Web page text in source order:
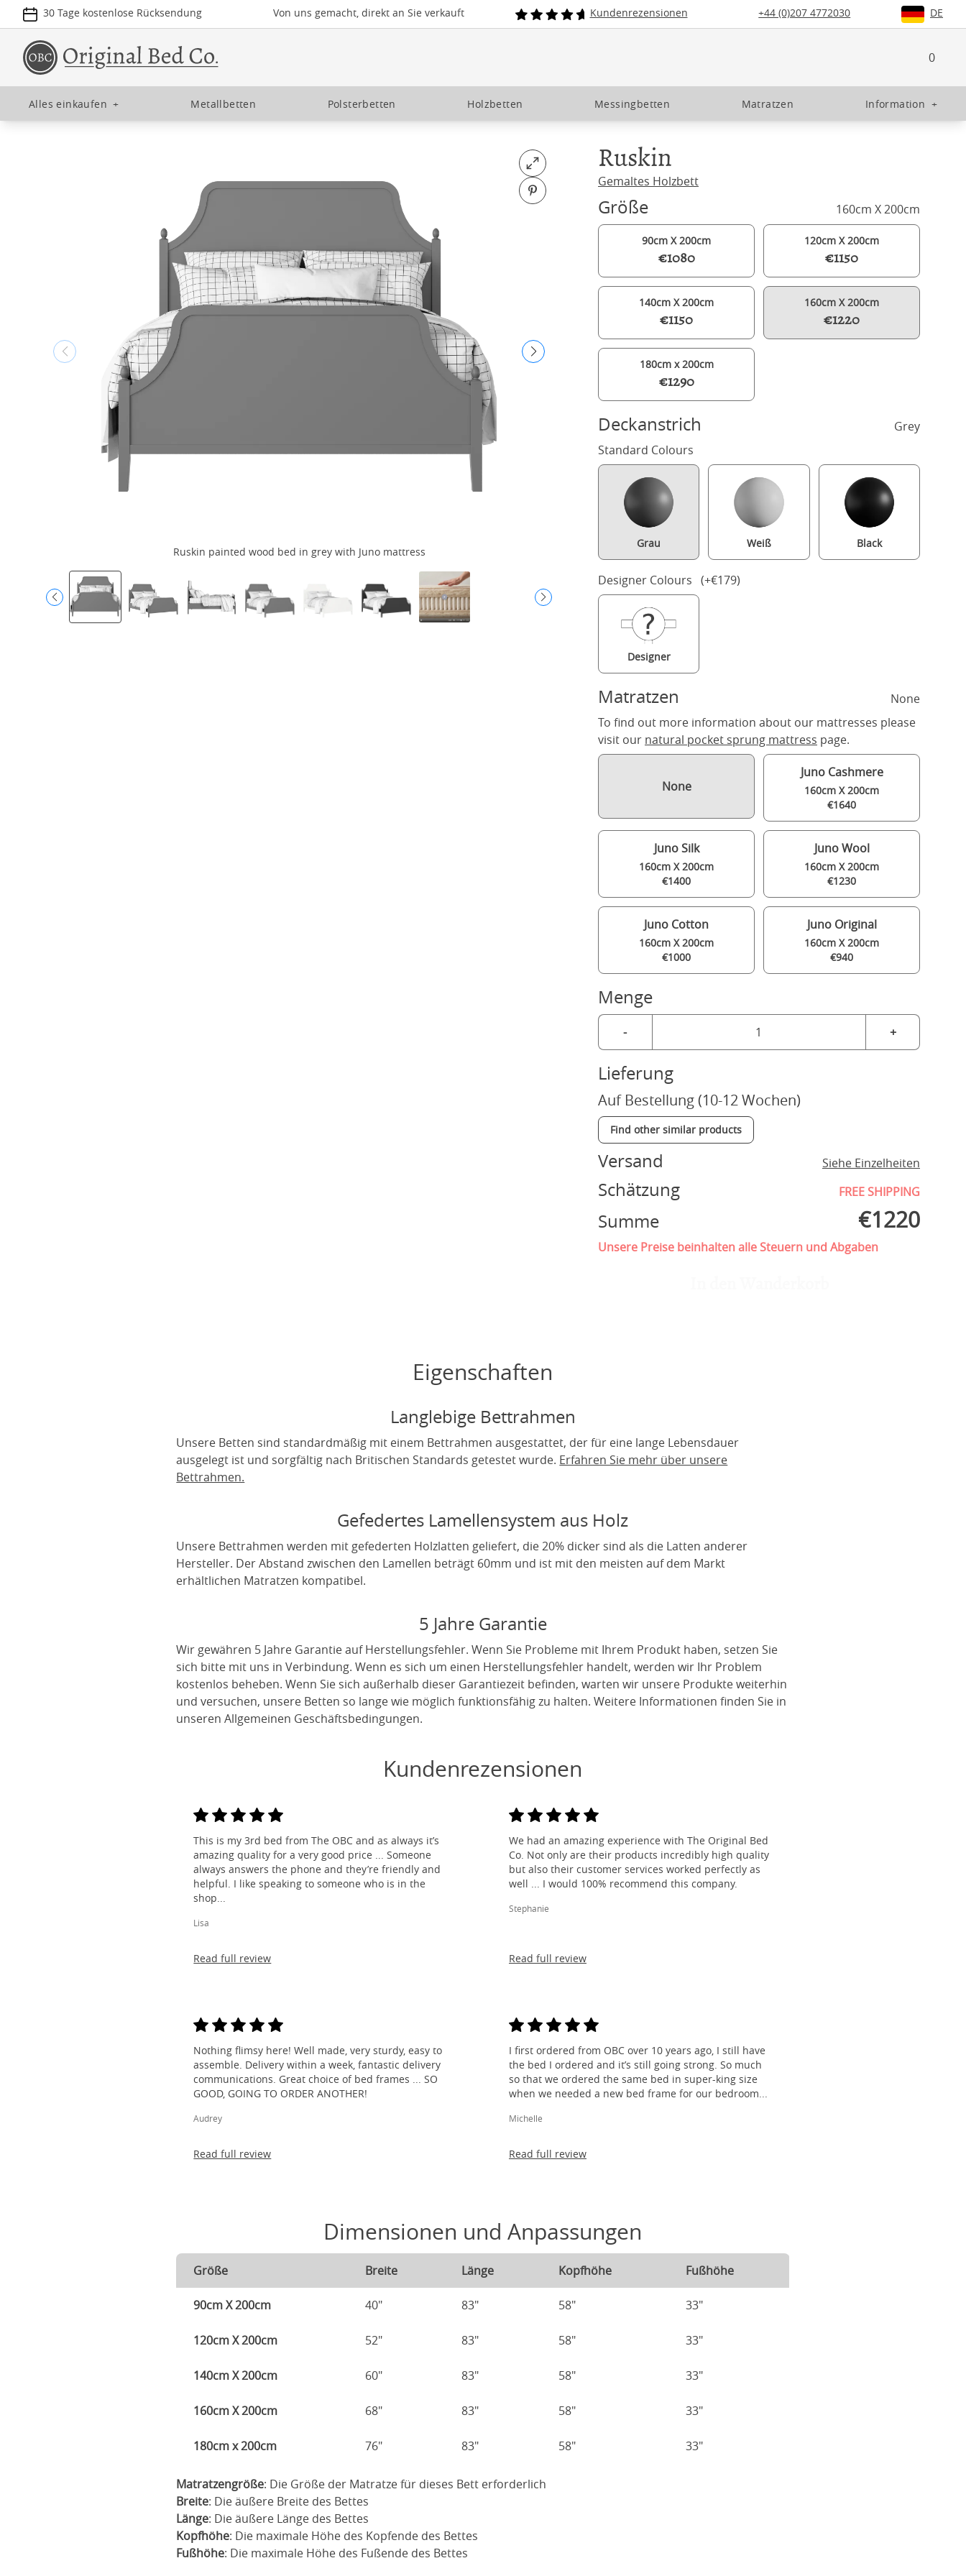
30 Tage kostenlose Rücksendung Von uns gemacht, direkt an Sie verkauft Kundenrezensionen +44 (0)207 4772030 DE
0
Alles einkaufen + Metallbetten Polsterbetten Holzbetten Messingbetten Matratzen Information +
Open fullscreen
Pin on Pinterest
Ruskin painted wood bed in grey with Juno mattress Ruskin painted wood bed in grey with Juno mattress
Ruskin
Gemaltes Holzbett
Größe 160cm X 200cm
90cm X 200cm
€1080
120cm X 200cm
€1150
140cm X 200cm
€1150
160cm X 200cm
€1220
180cm x 200cm
€1290
Deckanstrich
Grey
Standard Colours
Grau Weiß Black
Designer Colours (+€179)
Designer
Matratzen
None
To find out more information about our mattresses please
visit our natural pocket sprung mattress page.
None
Juno Cashmere
160cm X 200cm
€1640
Juno Silk
160cm X 200cm
€1400
Juno Wool
160cm X 200cm
€1230
Juno Cotton
160cm X 200cm
€1000
Juno Original
160cm X 200cm
€940
Menge
- +
Lieferung
Auf Bestellung (10-12 Wochen)
Find other similar products
Versand Siehe Einzelheiten
Schätzung FREE SHIPPING
Summe €1220
Unsere Preise beinhalten alle Steuern und Abgaben
Eigenschaften
Langlebige Bettrahmen
Unsere Betten sind standardmäßig mit einem Bettrahmen ausgestattet, der für eine lange Lebensdauer
ausgelegt ist und sorgfältig nach Britischen Standards getestet wurde. Erfahren Sie mehr über unsere
Bettrahmen.
Gefedertes Lamellensystem aus Holz
Unsere Bettrahmen werden mit gefederten Holzlatten geliefert, die 20% dicker sind als die Latten anderer
Hersteller. Der Abstand zwischen den Lamellen beträgt 60mm und ist mit den meisten auf dem Markt
erhältlichen Matratzen kompatibel.
5 Jahre Garantie
Wir gewähren 5 Jahre Garantie auf Herstellungsfehler. Wenn Sie Probleme mit Ihrem Produkt haben, setzen Sie
sich bitte mit uns in Verbindung. Wenn es sich um einen Herstellungsfehler handelt, werden wir Ihr Problem
kostenlos beheben. Wenn Sie sich außerhalb dieser Garantiezeit befinden, warten wir unsere Produkte weiterhin
und versuchen, unsere Betten so lange wie möglich funktionsfähig zu halten. Weitere Informationen finden Sie in
unseren Allgemeinen Geschäftsbedingungen.
Kundenrezensionen
This is my 3rd bed from The OBC and as always it’s
amazing quality for a very good price ... Someone
always answers the phone and they’re friendly and
helpful. I like speaking to someone who is in the
shop...
Lisa
Read full review
We had an amazing experience with The Original Bed
Co. Not only are their products incredibly high quality
but also their customer services worked perfectly as
well ... I would 100% recommend this company.
Stephanie
Read full review
Nothing flimsy here! Well made, very sturdy, easy to
assemble. Delivery within a week, fantastic delivery
communications. Great choice of bed frames ... SO
GOOD, GOING TO ORDER ANOTHER!
Audrey
Read full review
I first ordered from OBC over 10 years ago, I still have
the bed I ordered and it’s still going strong. So much
so that we ordered the same bed in super-king size
when we needed a new bed frame for our bedroom...
Michelle
Read full review
Dimensionen und Anpassungen
Größe Breite Länge Kopfhöhe Fußhöhe
90cm X 200cm 40" 83" 58" 33"
120cm X 200cm 52" 83" 58" 33"
140cm X 200cm 60" 83" 58" 33"
160cm X 200cm 68" 83" 58" 33"
180cm x 200cm 76" 83" 58" 33"
Matratzengröße: Die Größe der Matratze für dieses Bett erforderlich
Breite: Die äußere Breite des Bettes
Länge: Die äußere Länge des Bettes
Kopfhöhe: Die maximale Höhe des Kopfende des Bettes
Fußhöhe: Die maximale Höhe des Fußende des Bettes